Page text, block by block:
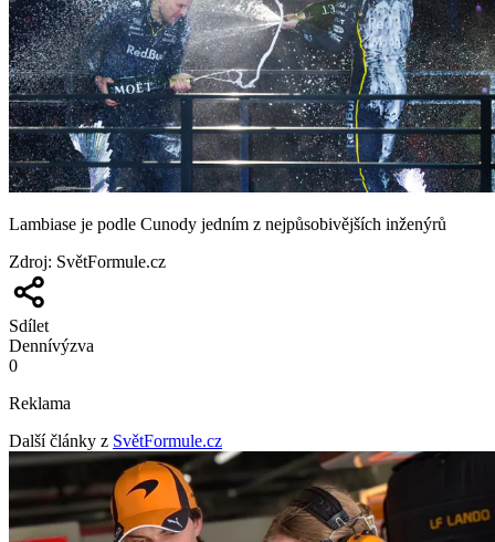
Lambiase je podle Cunody jedním z nejpůsobivějších inženýrů
Zdroj: SvětFormule.cz
Sdílet
Dennívýzva
0
Reklama
Další články z SvětFormule.cz